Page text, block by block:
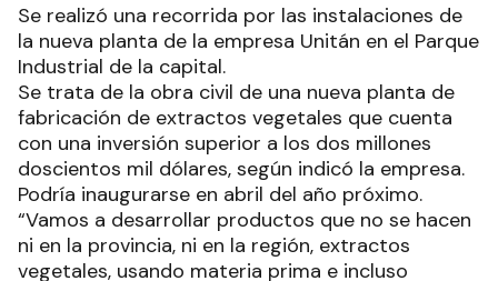
Se realizó una recorrida por las instalaciones de
la nueva planta de la empresa Unitán en el Parque
Industrial de la capital.
Se trata de la obra civil de una nueva planta de
fabricación de extractos vegetales que cuenta
con una inversión superior a los dos millones
doscientos mil dólares, según indicó la empresa.
Podría inaugurarse en abril del año próximo.
“Vamos a desarrollar productos que no se hacen
ni en la provincia, ni en la región, extractos
vegetales, usando materia prima e incluso